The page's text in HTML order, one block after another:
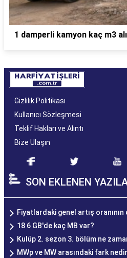
1 damperli kamyon kaç m3
Gizlilik Politikası
Kullanıcı Sözleşmesi
Teklif Hakları ve Alıntı
Bize Ulaşın
SON EKLENEN
Fiyatlardaki genel artış
18 6 GB'de kaç MB var?
Kulüp 2. sezon 3. bölüm ne
MWp ve MW arasındaki fark